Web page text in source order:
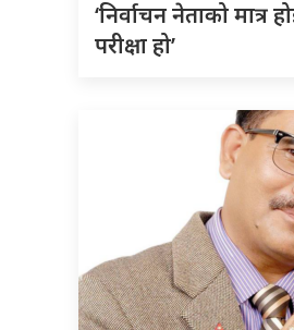
‘निर्वाचन नेताको मात्र
परीक्षा हो’